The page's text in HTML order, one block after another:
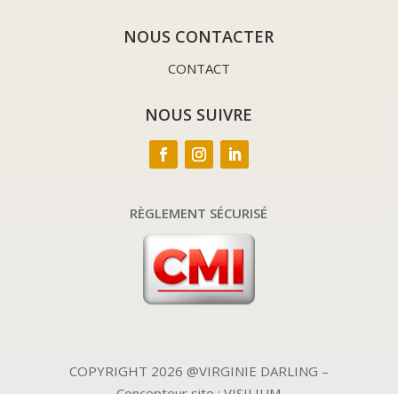
NOUS CONTACTER
CONTACT
NOUS SUIVRE
RÈGLEMENT SÉCURISÉ
COPYRIGHT 2026 @VIRGINIE DARLING –